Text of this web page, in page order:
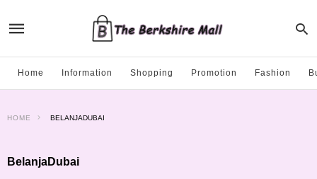
Home Information Shopping Promotion Fashion
HOME BELANJADUBAI
BelanjaDubai